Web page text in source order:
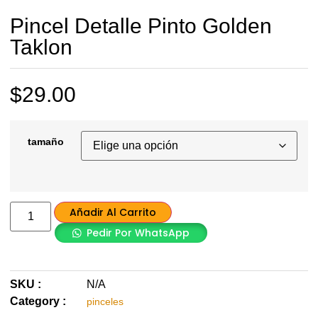
Pincel Detalle Pinto Golden
Taklon
$29.00
tamaño
Añadir Al Carrito
Pedir Por WhatsApp
SKU :
N/A
Category :
pinceles